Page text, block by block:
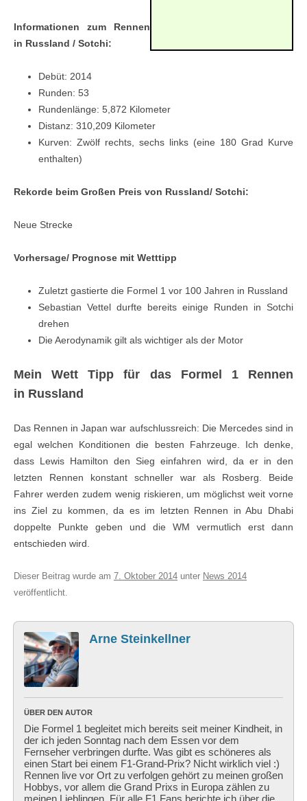
Informationen zum Rennen
in Russland / Sotchi:
Debüt: 2014
Runden: 53
Rundenlänge: 5,872 Kilometer
Distanz: 310,209 Kilometer
Kurven: Zwölf rechts, sechs links (eine 180 Grad Kurve
enthalten)
Rekorde beim Großen Preis von Russland/ Sotchi:
Neue Strecke
Vorhersage/ Prognose mit Wetttipp
Zuletzt gastierte die Formel 1 vor 100 Jahren in Russland
Sebastian Vettel durfte bereits einige Runden in Sotchi
drehen
Die Aerodynamik gilt als wichtiger als der Motor
Mein Wett Tipp für das Formel 1 Rennen
in Russland
Das Rennen in Japan war aufschlussreich: Die Mercedes sind in
egal welchen Konditionen die besten Fahrzeuge. Ich denke,
dass Lewis Hamilton den Sieg einfahren wird, da er in den
letzten Rennen konstant schneller war als Rosberg. Beide
Fahrer werden zudem wenig riskieren, um möglichst weit vorne
ins Ziel zu kommen, da es im letzten Rennen in Abu Dhabi
doppelte Punkte geben und die WM vermutlich erst dann
entschieden wird.
Dieser Beitrag wurde am 7. Oktober 2014 unter News 2014
veröffentlicht.
Arne Steinkellner
ÜBER DEN AUTOR
Die Formel 1 begleitet mich bereits seit meiner Kindheit, in
der ich jeden Sonntag nach dem Essen vor dem
Fernseher verbringen durfte. Was gibt es schöneres als
einen Start bei einem F1-Grand-Prix? Nicht wirklich viel :)
Rennen live vor Ort zu verfolgen gehört zu meinen großen
Hobbys, vor allem die Grand Prixs in Europa zählen zu
meinen Lieblingen. Für alle F1 Fans berichte ich über die